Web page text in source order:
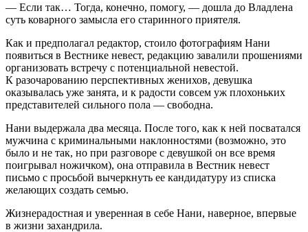
— Если так… Тогда, конечно, помогу, — дошла до Владлена
суть коварного замысла его старинного приятеля.
Как и предполагал редактор, стоило фотографиям Нани
появиться в Вестнике невест, редакцию завалили прошениями
организовать встречу с потенциальной невестой.
К разочарованию перспективных женихов, девушка
оказывалась уже занята, и к радости совсем уж плохоньких
представителей сильного пола — свободна.
Нани выдержала два месяца. После того, как к ней посватался
мужчина с криминальными наклонностями (возможно, это
было и не так, но при разговоре с девушкой он все время
поигрывал ножичком), она отправила в Вестник невест
письмо с просьбой вычеркнуть ее кандидатуру из списка
желающих создать семью.
Жизнерадостная и уверенная в себе Нани, наверное, впервые
в жизни захандрила.